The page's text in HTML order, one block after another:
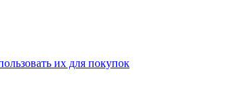
их для покупок